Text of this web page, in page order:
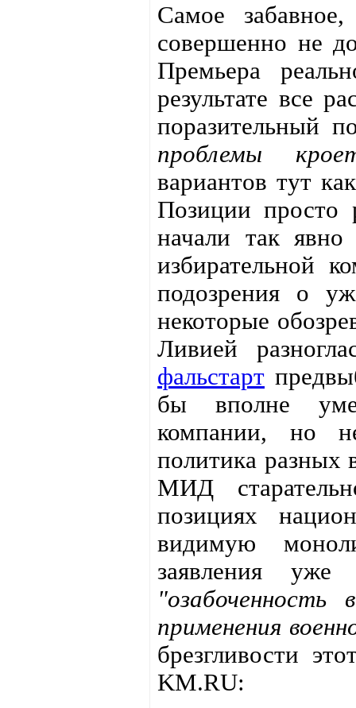
Самое
совершенно не
Премьера
результате все
поразительный
проблемы
вариантов тут
Позиции просто
начали так
избирательной
подозрения о
некоторые
Ливией
фальстарт
бы вполне
компании, но
политика разных
МИД
позициях
видимую
заявления
применения
брезгливости
KM.RU: